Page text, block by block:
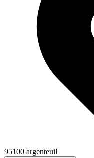
95100 argenteuil